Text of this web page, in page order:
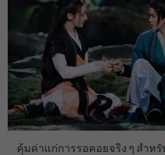
คุ้มค่าแก่การรอคอยจริง ๆ สำห